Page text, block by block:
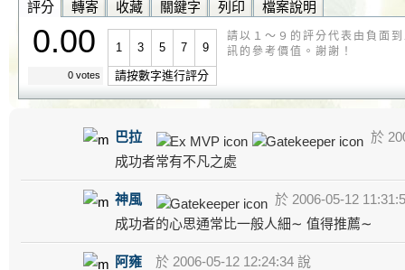
評分 轉寄 收藏 關鍵字 列印 檔案說明
0.00
0 votes
1 3 5 7 9
請按數字進行評分
請以１～９的評分代表由負面
訊的參考價值。謝謝！
巴拉
於
成功者常有不凡之處
神風
於 2006-05-12
成功者的心思通常比一般人細∼ 值得推薦∼
阿雍
於 2006-05-12 12:24:34 說